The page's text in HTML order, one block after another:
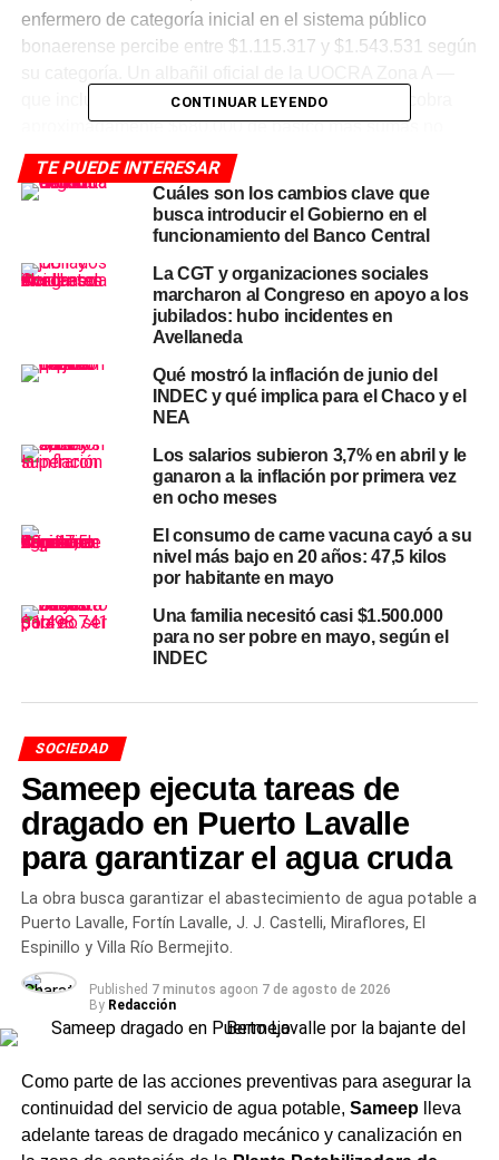
enfermero de categoría inicial en el sistema público
bonaerense percibe entre $1.115.317 y $1.543.531 según
que incluye al Chaco y la mayor parte del país— cobra
aproximadamente $680.000 de básico más sumas no
remunerativas. Un camionero, tras la paritaria firmada la
semana pasada como «modelo» por el Gobierno, sumará
un 10,1% semestral sobre una base de alrededor de
La dieta de un senador equivale a entre 7 y
16 de esos salarios, dependiendo del sector que se
elija para la comparación.
El piso: el salario mínimo y la
canasta de pobreza
Salario Mínimo Vital y Móvil (SMVM), que en marzo de
$352.400 mensuales
. Con una dieta de
salarios mínimos. Dicho de otra manera: mientras un
trabajador en el piso legal de la escala salarial necesita
igualar lo que un senador percibe en un solo mes, el
debate en el Congreso es si ese senador debería cobrar
automático de enganche paritario.
El otro indicador que contextualiza la dieta es la
básica total, que el INDEC fijó en $1.397.672 para una
familia tipoen febrero de 2026 —el umbral por debajo
del cual una familia es pobre. Un senador cobra8
canastas básicas familiarespor mes. Quien está en el
esa canasta, lo que significa que un trabajador al piso
salarial legal cae bajo la línea de pobreza si es sostén de
Docentes: el sueldo que financia
la educación pública
El docente de primaria es quizás la figura que mejor
representa la distancia entre la política y el trabajo
CONTINUAR LEYENDO
TE PUEDE INTERESAR
Cuáles son los cambios clave que
busca introducir el Gobierno en el
funcionamiento del Banco Central
La CGT y organizaciones sociales
marcharon al Congreso en apoyo a los
jubilados: hubo incidentes en
Avellaneda
Qué mostró la inflación de junio del
INDEC y qué implica para el Chaco y el
NEA
Los salarios subieron 3,7% en abril y le
ganaron a la inflación por primera vez
en ocho meses
El consumo de carne vacuna cayó a su
nivel más bajo en 20 años: 47,5 kilos
por habitante en mayo
Una familia necesitó casi $1.500.000
para no ser pobre en mayo, según el
INDEC
SOCIEDAD
Sameep ejecuta tareas de
dragado en Puerto Lavalle
para garantizar el agua cruda
La obra busca garantizar el abastecimiento de agua potable a
Puerto Lavalle, Fortín Lavalle, J. J. Castelli, Miraflores, El
Espinillo y Villa Río Bermejito.
Published 7 minutos agoon 7 de agosto de 2026
By Redacción
Como parte de las acciones preventivas para asegurar la
continuidad del servicio de agua potable, Sameeplleva
adelante tareas de dragado mecánico y canalización en